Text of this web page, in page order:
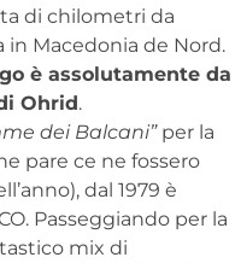
di chilometri da
in Macedonia de Nord.
è assolutamente da
Ohrid.
dei Balcani”per la
pare ce ne fossero
dal 1979 è
Passeggiando per la
mix di